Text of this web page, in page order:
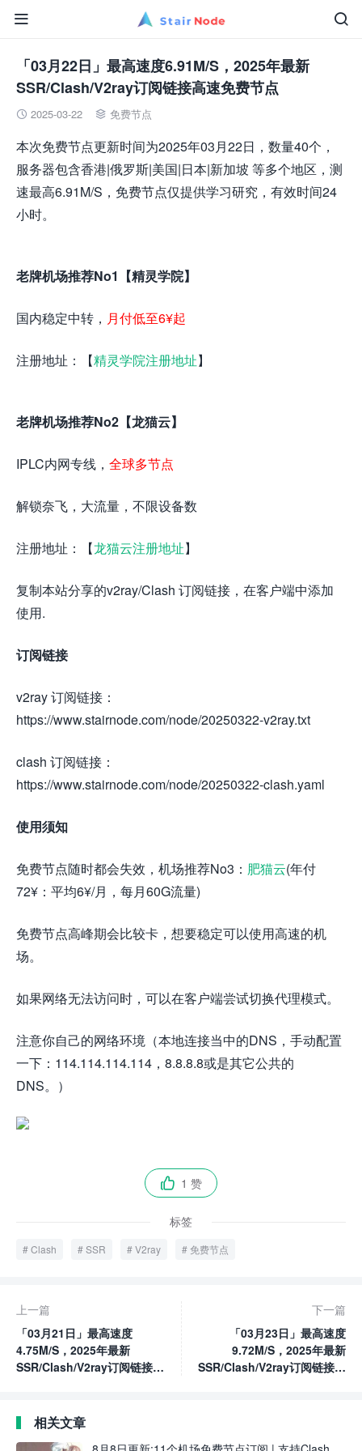


「03月22日」最高速度6.91M/S，2025年最新
SSR/Clash/V2ray订阅链接高速免费节点
 2025-03-22  免费节点
本次免费节点更新时间为2025年03月22日，数量40个，
服务器包含香港|俄罗斯|美国|日本|新加坡 等多个地区，测
速最高6.91M/S，免费节点仅提供学习研究，有效时间24
小时。
老牌机场推荐No1【精灵学院】
国内稳定中转， 月付低至6¥起
注册地址：【精灵学院注册地址】
老牌机场推荐No2【龙猫云】
IPLC内网专线， 全球多节点
解锁奈飞，大流量，不限设备数
注册地址：【龙猫云注册地址】
复制本站分享的v2ray/Clash 订阅链接，在客户端中添加
使用.
订阅链接
v2ray 订阅链接：
https://www.stairnode.com/node/20250322-v2ray.txt
clash 订阅链接：
https://www.stairnode.com/node/20250322-clash.yaml
使用须知
免费节点随时都会失效，机场推荐No3： 肥猫云(年付
72¥：平均6¥/月，每月60G流量)
免费节点高峰期会比较卡，想要稳定可以使用高速的机
场。
如果网络无法访问时，可以在客户端尝试切换代理模式。
注意你自己的网络环境（本地连接当中的DNS，手动配置
一下：114.114.114.114，8.8.8.8或是其它公共的
DNS。）
 1 赞
标签
Clash SSR V2ray 免费节点
上一篇
「03月21日」最高速度
4.75M/S，2025年最新
SSR/Clash/V2ray订阅链接高
下一篇
「03月23日」最高速度
9.72M/S，2025年最新
SSR/Clash/V2ray订阅链接高
相关文章